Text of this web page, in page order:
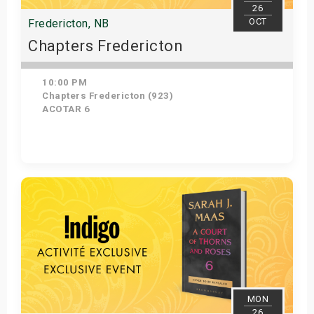
26
OCT
Fredericton, NB
Chapters Fredericton
10:00 PM
Chapters Fredericton (923)
ACOTAR 6
Get Tickets
MON